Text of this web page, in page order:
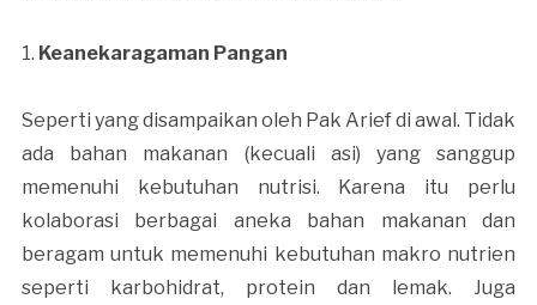
1. Keanekaragaman Pangan
Seperti yang disampaikan oleh Pak Arief di awal. Tidak
ada bahan makanan (kecuali asi) yang sanggup
memenuhi kebutuhan nutrisi. Karena itu perlu
kolaborasi berbagai aneka bahan makanan dan
beragam untuk memenuhi kebutuhan makro nutrien
seperti karbohidrat, protein dan lemak. Juga